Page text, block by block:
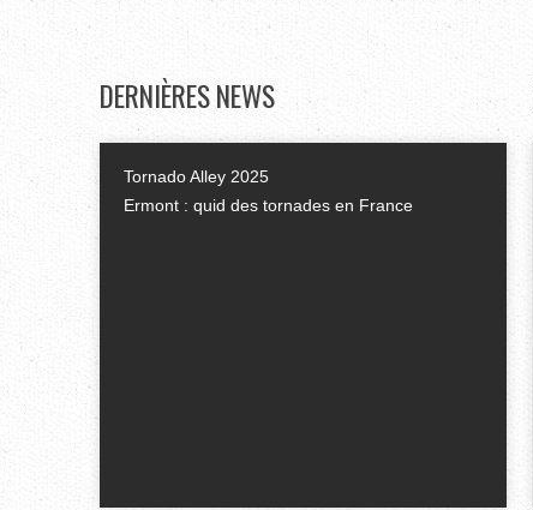
DERNIÈRESNEWS
Tornado Alley 2025
Ermont : quid des tornades en France